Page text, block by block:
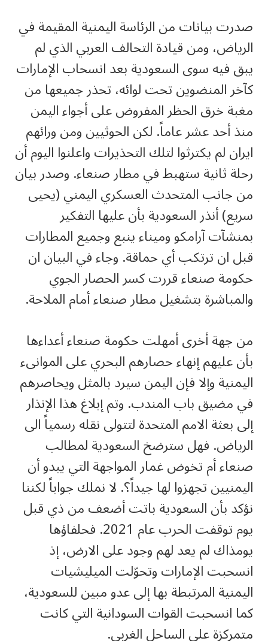
صدرت بيانات من الرئاسة اليمنية المقيمة في
الرياض، ومن قيادة التحالف العربي الذي لم
يبق فيه سوى السعودية بعد انسحاب الإمارات
كآخر المنضوين تحت لوائه، تحذر جميعها من
مغبة خرق الحظر المفروض على أجواء اليمن
منذ أحد عشر عاماً. لكن الحوثيين ومن ورائهم
ايران لم يكترثوا لتلك التحذيرات واعلنوا اليوم أن
رحلة ثانية ستهبط في مطار صنعاء. وصدر بيان
من جانب المتحدث العسكري اليمني (يحيى
سريع) أنذر السعودية بأن عليها التفكير
بمنشآت آرامكو وميناء ينبع وجميع المطارات
قبل ان ترتكب أي حماقة. وجاء في البيان ان
حكومة صنعاء قررت كسر الحصار الجوي
والمباشرة بتشغيل مطار صنعاء أمام الملاحة.
من جهة أخرى أمهلت حكومة صنعاء أعداءها
بأن عليهم إنهاء حصارهم البحري على الموانىء
اليمنية وإلا فإن اليمن سيرد بالمثل ويحاصرهم
في مضيق باب المندب. وتم إبلاغ هذا الإنذار
إلى بعثة الامم المتحدة لتتولى نقله رسمياً الى
الرياض. فهل سترضخ السعودية لمطالب
صنعاء أم تخوض غمار المواجهة التي يبدو أن
اليمنيين تجهزوا لها جيداً؟. لا نملك جواباً لكننا
نؤكد بأن السعودية باتت أضعف من ذي قبل
يوم توقفت الحرب عام 2021. فحلفاؤها
يومذاك لم يعد لهم وجود على الارض، إذ
انسحبت الإمارات وتحوّلت الميليشيات
اليمنية المرتبطة بها إلى عدو مبين للسعودية،
كما انسحبت القوات السودانية التي كانت
متمركزة على الساحل الغربي.